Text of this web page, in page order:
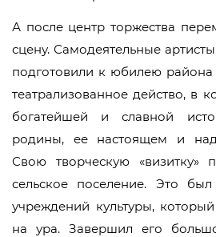
А после центр торжества
сцену. Самодеятельные
подготовили к юбилею
театрализованное действо, в
богатейшей и славной
родины, ее настоящем и
Свою творческую «визитку»
сельское поселение. Это
учреждений культуры,
на ура. Завершил его